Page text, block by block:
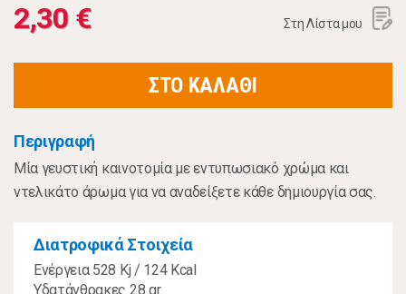
2,30 € Στη Λίστα μου
ΣΤΟ ΚΑΛΑΘΙ
Περιγραφή
Μία γευστική καινοτομία με εντυπωσιακό χρώμα και
ντελικάτο άρωμα για να αναδείξετε κάθε δημιουργία σας.
Διατροφικά Στοιχεία
Ενέργεια 528 Kj / 124 Kcal
Υδατάνθρακες 28 gr